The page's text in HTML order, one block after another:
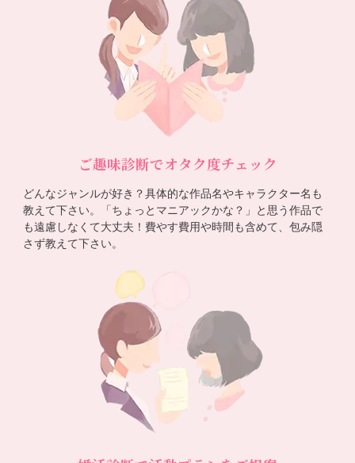
ご趣味診断でオタク度チェック
どんなジャンルが好き？具体的な作品名やキャラクター名も
教えて下さい。「ちょっとマニアックかな？」と思う作品で
も遠慮しなくて大丈夫！費やす費用や時間も含めて、包み隠
さず教えて下さい。